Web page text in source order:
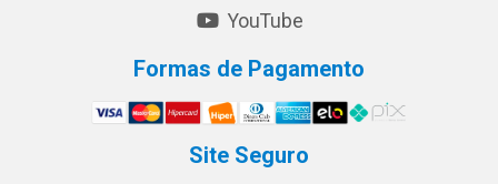
YouTube
Formas de Pagamento
Site Seguro